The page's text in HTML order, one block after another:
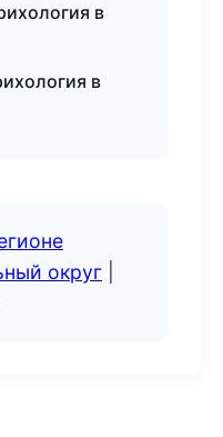
в
в
округ